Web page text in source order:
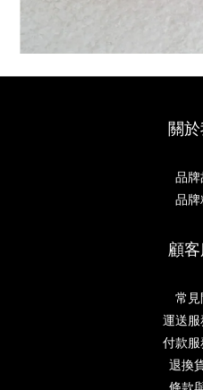
關
品
品牌
顧
常見
運送
付款
退換